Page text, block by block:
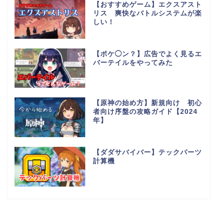
【おすすめゲーム】エクスアスト
リス 爽快なバトルシステムが楽
しい！
【ポケ◯ン？】広告でよく見るエ
バーテイルをやってみた
【原神の始め方】新規向け 初心
者向け序盤の攻略ガイド【2024
年】
【ダダサバイバー】テックパーツ
計算機